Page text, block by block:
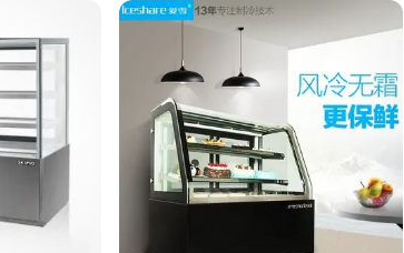
力店需要稳定低温环境，避免产品表面结霜影响外
温区的
更为合适
台或自助餐厅优先考虑展示效果，弧形玻璃设计
柜
能兼顾产品保鲜和视觉吸引力
空间有限，立式
甜品冷藏柜
通过垂直空间利用
是甜品柜的核心性能指标，但不同食材对温度波动